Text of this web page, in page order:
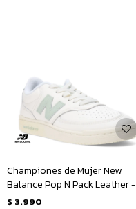
Championes de Mujer New
Balance Pop N Pack Leather -
Beige - Verde
$ 3.990